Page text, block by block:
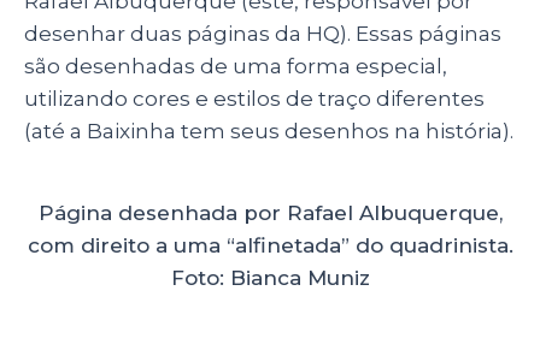
desenhar duas páginas da HQ). Essas páginas
são desenhadas de uma forma especial,
utilizando cores e estilos de traço diferentes
(até a Baixinha tem seus desenhos na história).
Página desenhada por Rafael Albuquerque,
com direito a uma “alfinetada” do quadrinista.
Foto: Bianca Muniz